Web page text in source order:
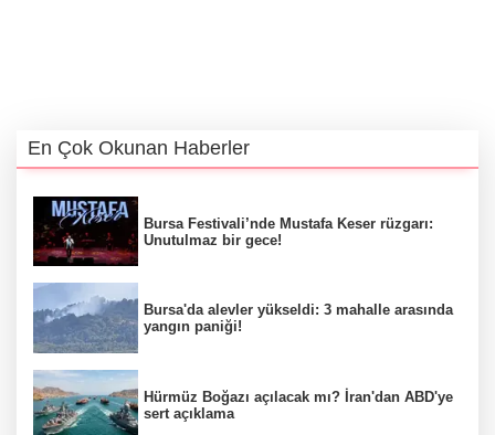
En Çok Okunan Haberler
Bursa Festivali’nde Mustafa Keser rüzgarı:
Unutulmaz bir gece!
Bursa'da alevler yükseldi: 3 mahalle arasında
yangın paniği!
Hürmüz Boğazı açılacak mı? İran'dan ABD'ye
sert açıklama